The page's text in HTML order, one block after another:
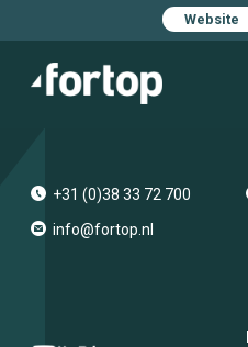
Website
+31 (0)38 33 72 700
info@fortop.nl